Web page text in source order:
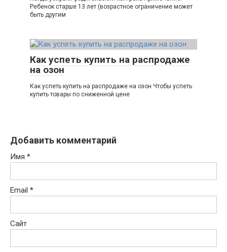
Ребенок старше 13 лет (возрастное ограничение может
быть другим
Как успеть купить на распродаже
на озон
Как успеть купить на распродаже на озон Чтобы успеть
купить товары по сниженной цене
Добавить комментарий
Имя *
Email *
Сайт